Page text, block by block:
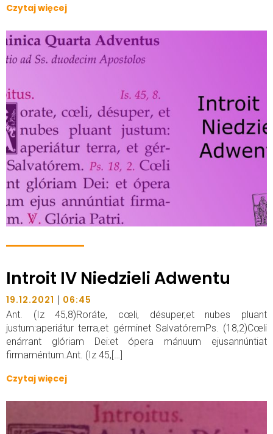
Czytaj więcej
Introit IV Niedzieli Adwentu
19.12.2021 | 06:45
Ant. (Iz 45,8)Roráte, cœli, désuper,et nubes pluant
justum:aperiátur terra,et gérminet SalvatóremPs. (18,2)Cœli
enárrant glóriam Dei:et ópera mánuum ejusannúntiat
firmaméntum.Ant. (Iz 45,[…]
Czytaj więcej